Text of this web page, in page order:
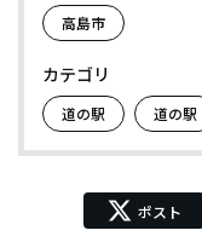
高島市
カテゴリ
道の駅 道の駅
ポスト